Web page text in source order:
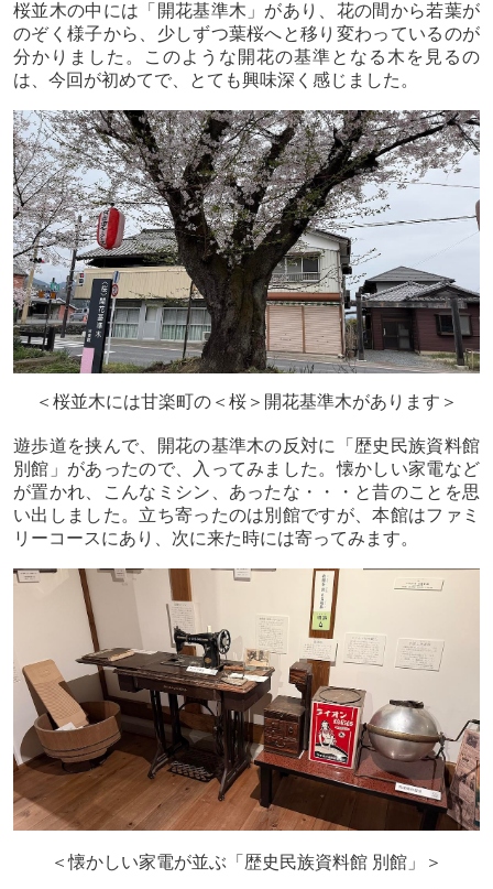
桜並木の中には「開花基準木」があり、花の間から若葉が
のぞく様子から、少しずつ葉桜へと移り変わっているのが
分かりました。このような開花の基準となる木を見るの
は、今回が初めてで、とても興味深く感じました。
＜桜並木には甘楽町の＜桜＞開花基準木があります＞
遊歩道を挟んで、開花の基準木の反対に「歴史民族資料館
別館」があったので、入ってみました。懐かしい家電など
が置かれ、こんなミシン、あったな・・・と昔のことを思
い出しました。立ち寄ったのは別館ですが、本館はファミ
リーコースにあり、次に来た時には寄ってみます。
＜懐かしい家電が並ぶ「歴史民族資料館 別館」＞